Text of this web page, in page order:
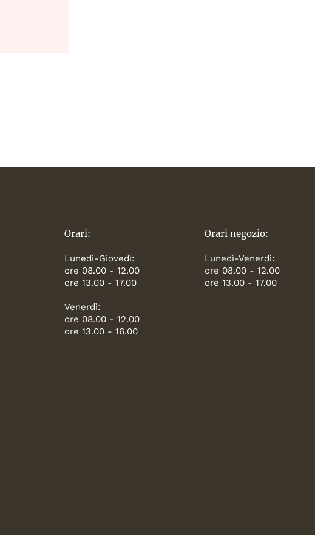
Orari:
Lunedì-Giovedì:
ore 08.00 - 12.00
ore 13.00 - 17.00
Venerdì:
ore 08.00 - 12.00
ore 13.00 - 16.00
Orari negozio:
Lunedì-Venerdì:
ore 08.00 - 12.00
ore 13.00 - 17.00